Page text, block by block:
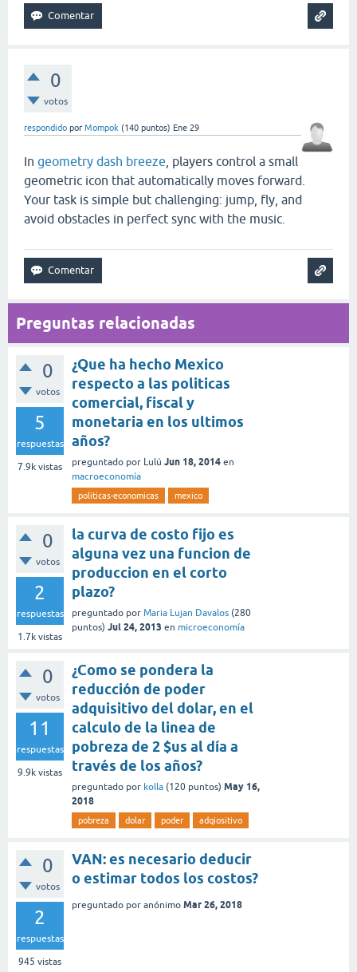
0
votos
respondido por Mompok (140 puntos) Ene 29
In geometry dash breeze , players control a small
geometric icon that automatically moves forward.
Your task is simple but challenging: jump, fly, and
avoid obstacles in perfect sync with the music.
Preguntas relacionadas
0
votos
5
respuestas
7.9k vistas
¿Que ha hecho Mexico
respecto a las politicas
comercial, fiscal y
monetaria en los ultimos
años?
preguntado por Lulú Jun 18, 2014 en
macroeconomía
politicas-economicas mexico
0
votos
2
respuestas
1.7k vistas
la curva de costo fijo es
alguna vez una funcion de
produccion en el corto
plazo?
preguntado por Maria Lujan Davalos (280
puntos) Jul 24, 2013 en microeconomía
0
votos
11
respuestas
9.9k vistas
¿Como se pondera la
reducción de poder
adquisitivo del dolar, en el
calculo de la linea de
pobreza de 2 $us al día a
través de los años?
preguntado por kolla (120 puntos) May 16,
2018
pobreza dolar poder adqiositivo
0
votos
2
respuestas
945 vistas
VAN: es necesario deducir
o estimar todos los costos?
preguntado por anónimo Mar 26, 2018